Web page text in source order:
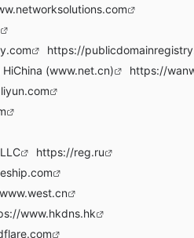
https://
(www.net.cn)
https://
https://reg.ru
www.hkdns.hk